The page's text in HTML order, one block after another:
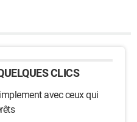
CLICS
avec ceux qui